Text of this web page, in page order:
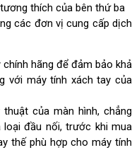
thích của bên thứ ba
các đơn vị cung cấp dịch
chính hãng để đảm bảo khả
với máy tính xách tay của
của màn hình, chẳng
đầu nối, trước khi mua
thế phù hợp cho máy tính